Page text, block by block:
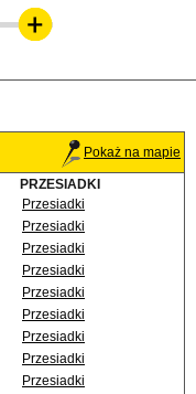
Pokaż na mapie
PRZESIADKI
Przesiadki
Przesiadki
Przesiadki
Przesiadki
Przesiadki
Przesiadki
Przesiadki
Przesiadki
Przesiadki